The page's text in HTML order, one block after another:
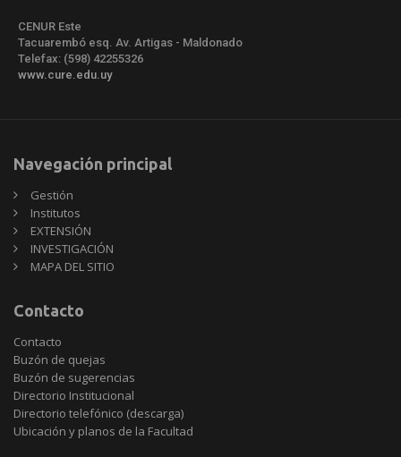
CENUR Este
Tacuarembó esq. Av. Artigas - Maldonado
Telefax: (598) 42255326
www.cure.edu.uy
Navegación principal
Gestión
Institutos
EXTENSIÓN
INVESTIGACIÓN
MAPA DEL SITIO
Contacto
Contacto
Buzón de quejas
Buzón de sugerencias
Directorio Institucional
Directorio telefónico (descarga)
Ubicación y planos de la Facultad